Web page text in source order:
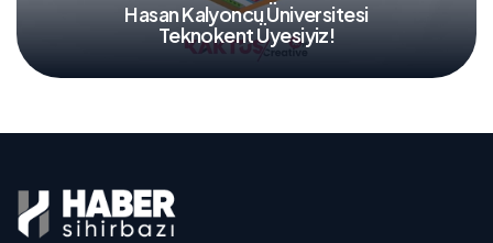
Hasan Kalyoncu Üniversitesi
Teknokent Üyesiyiz!
Detaylar